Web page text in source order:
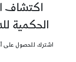
اكتشاف
الحكمية
اشترك للحصول على